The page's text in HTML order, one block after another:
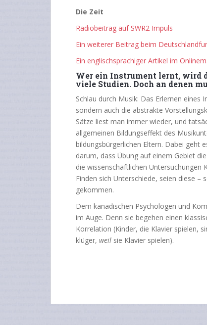
Die Zeit
Radiobeitrag auf SWR2 Impuls
Ein weiterer Beitrag beim
Ein englischsprachiger Artikel im
Wer ein Instrument lernt, wird
viele Studien. Doch an denen
Schlau durch Musik: Das Erlernen
sondern auch die abstrakte
Sätze liest man immer wieder, und
allgemeinen Bildungseffekt des
bildungsbürgerlichen Eltern. Dabei geht
darum, dass Übung auf einem Gebiet
die wissenschaftlichen
Finden sich Unterschiede, seien diese –
gekommen.
Dem kanadischen Psychologen und
im Auge. Denn sie begehen einen
Korrelation (Kinder, die Klavier spielen,
klüger, weil sie Klavier spielen).